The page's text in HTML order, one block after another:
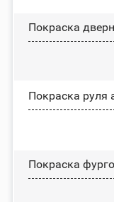
Покраска
Покраска руля
Покраска